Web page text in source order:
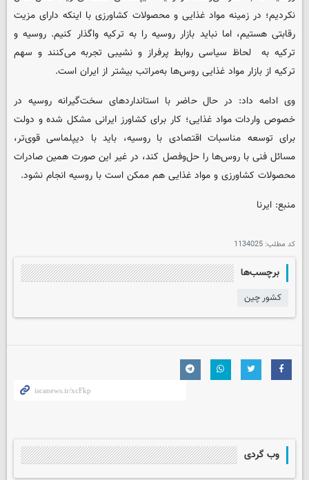
نکردیم؛ در زمینه مواد غذایی و محصولات کشاورزی با اینکه دارای مزیت
رقابتی هستیم، اما نباید بازار روسیه را به ترکیه واگذار کنیم. روسیه و
ترکیه به لحاظ سیاسی روابط پرفراز و نشیبی تجربه می‌کنند و سهم
ترکیه از بازار مواد غذایی روس‌ها به‌مراتب بیشتر از ایران است.
وی ادامه داد: در حال حاضر با استانداردهای سخت‌گیرانه روسیه در
خصوص واردات مواد غذایی؛ کار برای کشاورز ایرانی مشکل شده و دولت
برای توسعه مناسبات اقتصادی با روسیه، باید با دیپلماسی قوی‌تر،
مسائل فنی با روس‌ها را حل‌وفصل کند، در غیر این صورت همین صادرات
محصولات کشاورزی و مواد غذایی هم ممکن است با روسیه انجام نشود.
منبع: ایرنا
کد مطلب: 1134025
برچسب‌ها
کشور چین
وب گردی